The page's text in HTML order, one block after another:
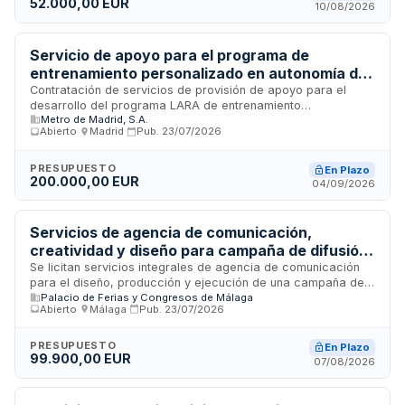
Salud en la Comunidad Autónoma de Canarias.
52.000,00 EUR
10/08/2026
Servicio de apoyo para el programa de
entrenamiento personalizado en autonomía del
transporte de Metro de Madrid
Contratación de servicios de provisión de apoyo para el
desarrollo del programa LARA de entrenamiento
personalizado destinado a facilitar el uso autónomo de la red
de Metro de Madrid. El programa se dirige a personas con
intervención psicosocial e inclusión a través del transporte.
La duración del contrato es de doce meses, prorrogables
hasta dos veces por periodos de seis meses cada una.
Metro de Madrid, S.A.
Abierto
Madrid Pub. 23/07/2026
PRESUPUESTO
200.000,00 EUR
En Plazo
04/09/2026
Servicios de agencia de comunicación,
creatividad y diseño para campaña de difusión
de la colaboración entre el Polo Nacional de
Contenidos Digitales y 42 Málaga -
PROMÁLAGA
Se licitan servicios integrales de agencia de comunicación
para el diseño, producción y ejecución de una campaña de
difusión de la colaboración entre el Polo Nacional de
Contenidos Digitales y 42 Málaga. El contrato es promovido
Empresariales de Málaga, PROMÁLAGA, y comprende la
conceptualización estratégica y creativa, producción de
profesional, adaptaciones para múltiples canales y formatos,
Palacio de Ferias y Congresos de Málaga
Abierto
Málaga Pub. 23/07/2026
PRESUPUESTO
99.900,00 EUR
En Plazo
07/08/2026